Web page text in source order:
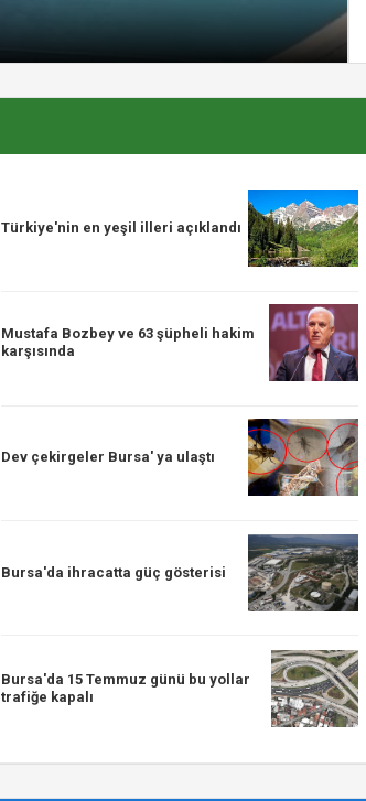
Türkiye'nin en yeşil illeri açıklandı
Mustafa Bozbey ve 63 şüpheli hakim
karşısında
Dev çekirgeler Bursa' ya ulaştı
Bursa'da ihracatta güç gösterisi
Bursa'da 15 Temmuz günü bu yollar
trafiğe kapalı